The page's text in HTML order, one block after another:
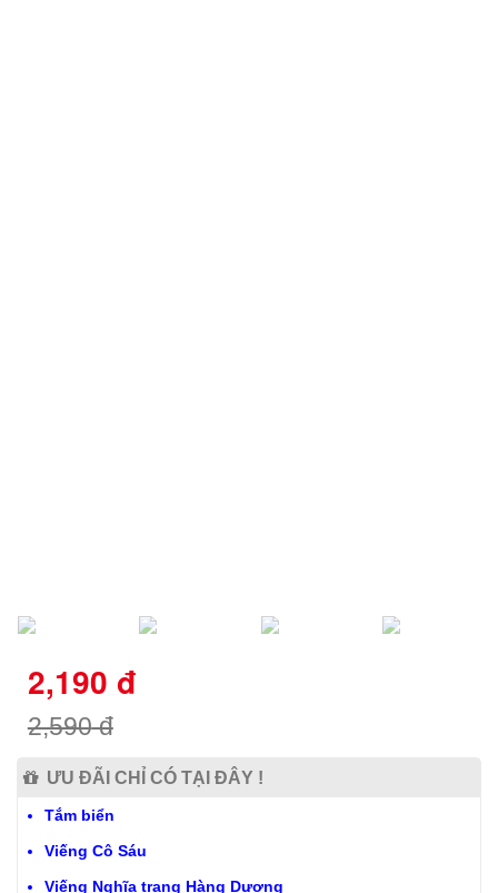
2,190 đ
2,590đ
ƯU ĐÃI CHỈ CÓ TẠI ĐÂY !
Tắm biển
Viếng Cô Sáu
Viếng Nghĩa trang Hàng Dương